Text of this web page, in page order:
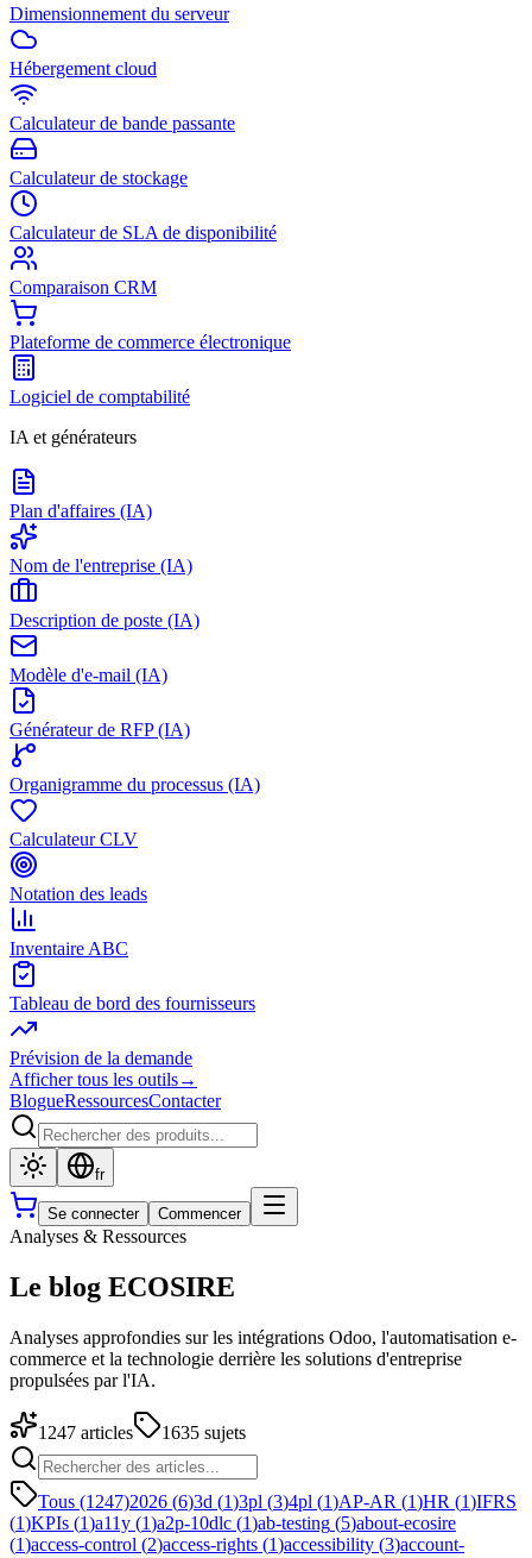
Dimensionnement du serveur
Hébergement cloud
Calculateur de bande passante
Calculateur de stockage
Calculateur de SLA de disponibilité
Comparaison CRM
Plateforme de commerce électronique
Logiciel de comptabilité
IA et générateurs
Plan d'affaires (IA)
Nom de l'entreprise (IA)
Description de poste (IA)
Modèle d'e-mail (IA)
Générateur de RFP (IA)
Organigramme du processus (IA)
Calculateur CLV
Notation des leads
Inventaire ABC
Tableau de bord des fournisseurs
Prévision de la demande
Afficher tous les outils→
BlogueRessourcesContacter
fr
Se connecter Commencer
Analyses & Ressources
Le blog ECOSIRE
Analyses approfondies sur les intégrations Odoo, l'automatisation e-
commerce et la technologie derrière les solutions d'entreprise
propulsées par l'IA.
1247 articles 1635 sujets
Tous (1247)2026 (6)3d (1)3pl (3)4pl (1)AP-AR (1)HR (1)IFRS
(1)KPIs (1)a11y (1)a2p-10dlc (1)ab-testing (5)about-ecosire
(1)access-control (2)access-rights (1)accessibility (3)account-